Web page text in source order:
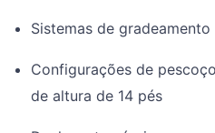
Sistemas de
Configurações de
de altura de 14 pés